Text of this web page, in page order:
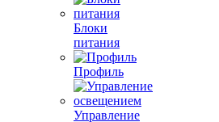
Блоки
питания
Профиль
Управление